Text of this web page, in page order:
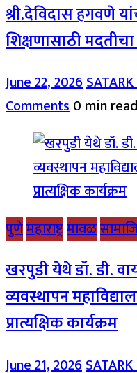
श्री.देविदास हगवणे
शिक्षणासाठी
June 22, 2026
Comments0 min read
पुणेमहाराष्ट्रमावळ
खरपुडी येथे डॉ. डी.
व्यवस्थापन
प्रात्यक्षिक कार्यक्रम
June 21, 2026